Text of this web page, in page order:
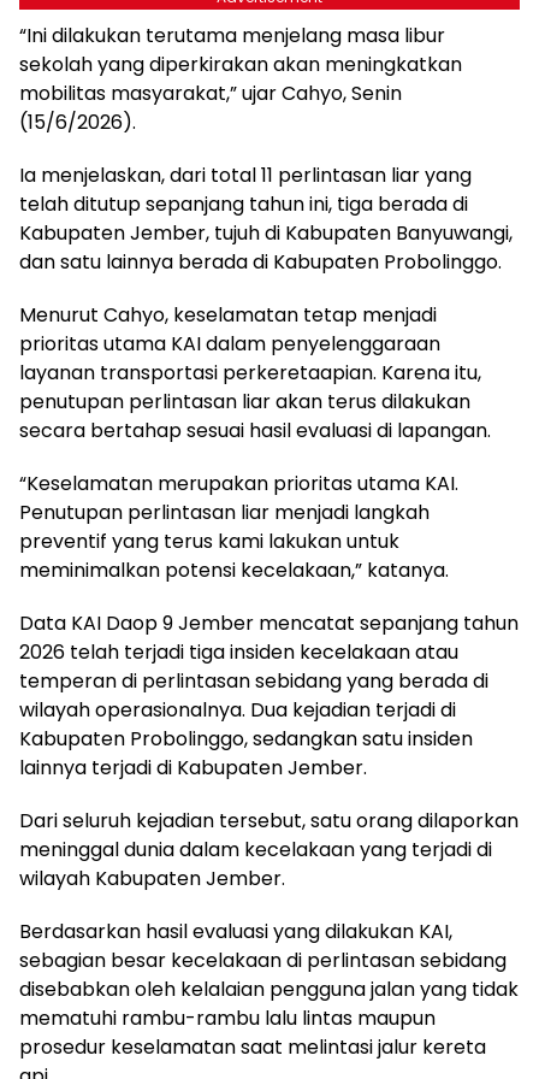
“Ini dilakukan terutama menjelang masa libur
sekolah yang diperkirakan akan meningkatkan
mobilitas masyarakat,” ujar Cahyo, Senin
(15/6/2026).
Ia menjelaskan, dari total 11 perlintasan liar yang
telah ditutup sepanjang tahun ini, tiga berada di
Kabupaten Jember, tujuh di Kabupaten Banyuwangi,
dan satu lainnya berada di Kabupaten Probolinggo.
Menurut Cahyo, keselamatan tetap menjadi
prioritas utama KAI dalam penyelenggaraan
layanan transportasi perkeretaapian. Karena itu,
penutupan perlintasan liar akan terus dilakukan
secara bertahap sesuai hasil evaluasi di lapangan.
“Keselamatan merupakan prioritas utama KAI.
Penutupan perlintasan liar menjadi langkah
preventif yang terus kami lakukan untuk
meminimalkan potensi kecelakaan,” katanya.
Data KAI Daop 9 Jember mencatat sepanjang tahun
2026 telah terjadi tiga insiden kecelakaan atau
temperan di perlintasan sebidang yang berada di
wilayah operasionalnya. Dua kejadian terjadi di
Kabupaten Probolinggo, sedangkan satu insiden
lainnya terjadi di Kabupaten Jember.
Dari seluruh kejadian tersebut, satu orang dilaporkan
meninggal dunia dalam kecelakaan yang terjadi di
wilayah Kabupaten Jember.
Berdasarkan hasil evaluasi yang dilakukan KAI,
sebagian besar kecelakaan di perlintasan sebidang
disebabkan oleh kelalaian pengguna jalan yang tidak
mematuhi rambu-rambu lalu lintas maupun
prosedur keselamatan saat melintasi jalur kereta